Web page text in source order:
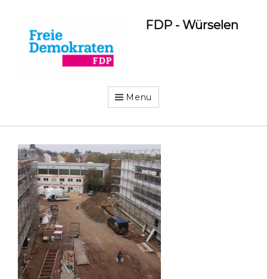
FDP - Würselen
Menu